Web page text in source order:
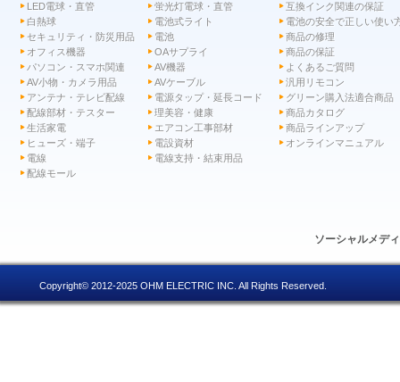
LED電球・直管
蛍光灯電球・直管
白熱球
電池式ライト
セキュリティ・防災用品
電池
オフィス機器
OAサプライ
パソコン・スマホ関連
AV機器
AV小物・カメラ用品
AVケーブル
アンテナ・テレビ配線
電源タップ・延長コード
配線部材・テスター
理美容・健康
生活家電
エアコン工事部材
ヒューズ・端子
電設資材
電線
電線支持・結束用品
配線モール
互換インク関連の保証
電池の安全で正しい使い
商品の修理
商品の保証
よくあるご質問
汎用リモコン
グリーン購入法適合商品
商品カタログ
商品ラインアップ
オンラインマニュアル
ソーシャルメデ
Copyright© 2012-2025 OHM ELECTRIC INC. All Rights Reserved.